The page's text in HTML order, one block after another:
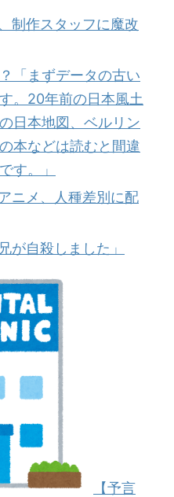
制作スタッフに魔改
「まずデータの古い
。20年前の日本風土
日本地図、ベルリン
本などは読むと間違
す。」
ニメ、人種差別に配
が自殺しました」
【予言